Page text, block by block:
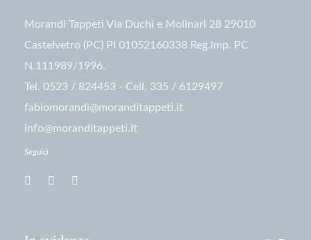
Morandi Tappeti Via Duchi e Molinari 28 29010
Castelvetro (PC) PI 01052160338 Reg.Imp. PC
N.111989/1996.
Tel. 0523 / 824453 - Cell. 335 / 6129497
fabiomorandi@moranditappeti.it
info@moranditappeti.it
Seguici